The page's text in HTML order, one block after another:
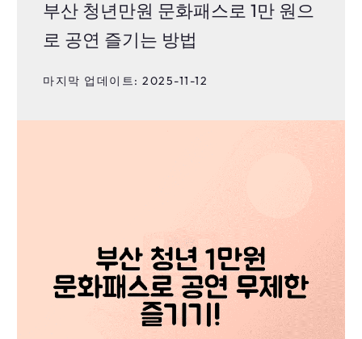
부산 청년만원 문화패스로 1만 원으
로 공연 즐기는 방법
마지막 업데이트: 2025-11-12